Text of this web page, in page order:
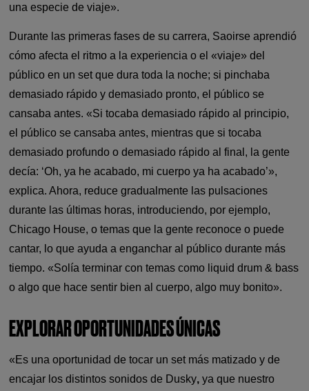
una especie de viaje».
Durante las primeras fases de su carrera, Saoirse aprendió
cómo afecta el ritmo a la experiencia o el «viaje» del
público en un set que dura toda la noche; si pinchaba
demasiado rápido y demasiado pronto, el público se
cansaba antes. «Si tocaba demasiado rápido al principio,
el público se cansaba antes, mientras que si tocaba
demasiado profundo o demasiado rápido al final, la gente
decía: ‘Oh, ya he acabado, mi cuerpo ya ha acabado’»,
explica. Ahora, reduce gradualmente las pulsaciones
durante las últimas horas, introduciendo, por ejemplo,
Chicago House, o temas que la gente reconoce o puede
cantar, lo que ayuda a enganchar al público durante más
tiempo. «Solía terminar con temas como liquid drum & bass
o algo que hace sentir bien al cuerpo, algo muy bonito».
EXPLORAR OPORTUNIDADES ÚNICAS
«Es una oportunidad de tocar un set más matizado y de
encajar los distintos sonidos de Dusky, ya que nuestro